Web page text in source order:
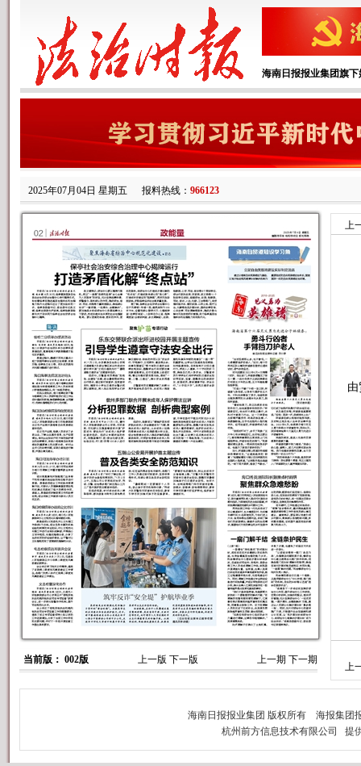
海南日报报业集团旗下
2025年07月04日 星期五 报料热线： 966123
当前版： 002版 上一版 下一版 上一期 下一期
上
上